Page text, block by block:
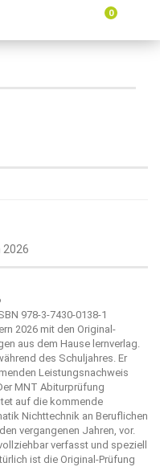
0
2026
2026 mit den Original-
aus dem Hause lernverlag
des Schuljahres. Er
Leistungsnachweis
MNT Abiturprüfung
auf die kommende
Nichttechnik an Beruflichen
vergangenen Jahren, vor.
verfasst und speziell
ist die Original-Prüfung